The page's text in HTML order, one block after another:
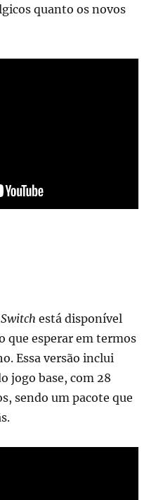
quanto os novos
está disponível
que esperar em termos
Essa versão inclui
jogo base, com 28
sendo um pacote que